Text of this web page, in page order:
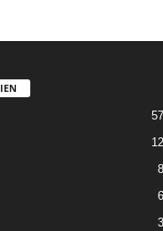
57
12
8
6
3